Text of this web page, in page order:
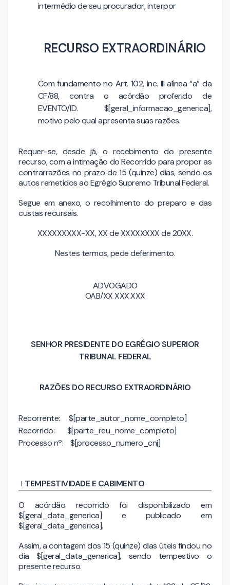
intermédio de seu procurador, interpor
RECURSO EXTRAORDINÁRIO
Com fundamento no Art. 102, inc. III alínea “a” da
CF/88, contra o acórdão proferido de
EVENTO/ID. $[geral_informacao_generica],
motivo pelo qual apresenta suas razões.
Requer-se, desde já, o recebimento do presente
recurso, com a intimação do Recorrido para propor as
contrarrazões no prazo de 15 (quinze) dias,sendo os
autos remetidos ao Egrégio Supremo Tribunal Federal.
Segue em anexo, o recolhimento do preparo e das
custas recursais.
XXXXXXXXX-XX, XX de XXXXXXXX de 20XX.
Nestes termos, pede deferimento.
ADVOGADO
OAB/XX XXX.XXX
SENHOR PRESIDENTE DO EGRÉGIO SUPERIOR
TRIBUNAL FEDERAL
RAZÕES DO RECURSO EXTRAORDINÁRIO
Recorrente: $[parte_autor_nome_completo]
Recorrido: $[parte_reu_nome_completo]
Processo nº: $[processo_numero_cnj]
TEMPESTIVIDADE E CABIMENTO
O acórdão recorrido foi disponibilizado em
$[geral_data_generica] e publicado em
$[geral_data_generica].
Assim, a contagem dos 15 (quinze) dias úteis findou no
dia $[geral_data_generica], sendo tempestivo o
presente recurso.